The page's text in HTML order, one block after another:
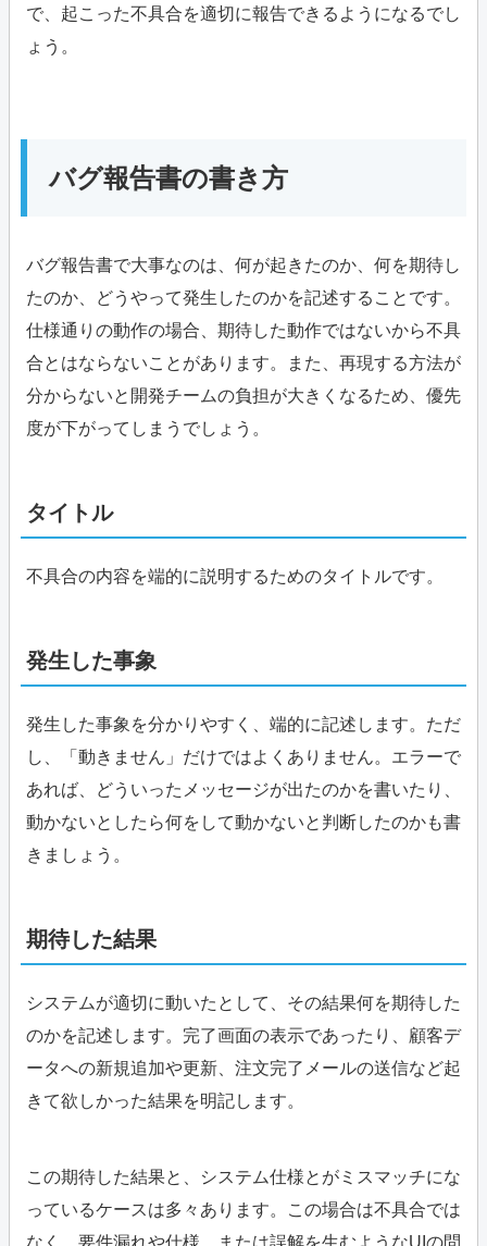
で、起こった不具合を適切に報告できるようになるでし
ょう。
バグ報告書の書き方
バグ報告書で大事なのは、何が起きたのか、何を期待し
たのか、どうやって発生したのかを記述することです。
仕様通りの動作の場合、期待した動作ではないから不具
合とはならないことがあります。また、再現する方法が
分からないと開発チームの負担が大きくなるため、優先
度が下がってしまうでしょう。
タイトル
不具合の内容を端的に説明するためのタイトルです。
発生した事象
発生した事象を分かりやすく、端的に記述します。ただ
し、「動きません」だけではよくありません。エラーで
あれば、どういったメッセージが出たのかを書いたり、
動かないとしたら何をして動かないと判断したのかも書
きましょう。
期待した結果
システムが適切に動いたとして、その結果何を期待した
のかを記述します。完了画面の表示であったり、顧客デ
ータへの新規追加や更新、注文完了メールの送信など起
きて欲しかった結果を明記します。
この期待した結果と、システム仕様とがミスマッチにな
っているケースは多々あります。この場合は不具合では